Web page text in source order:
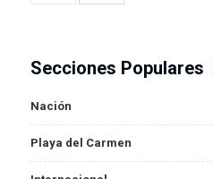
Secciones Populares
Nación
Playa del Carmen